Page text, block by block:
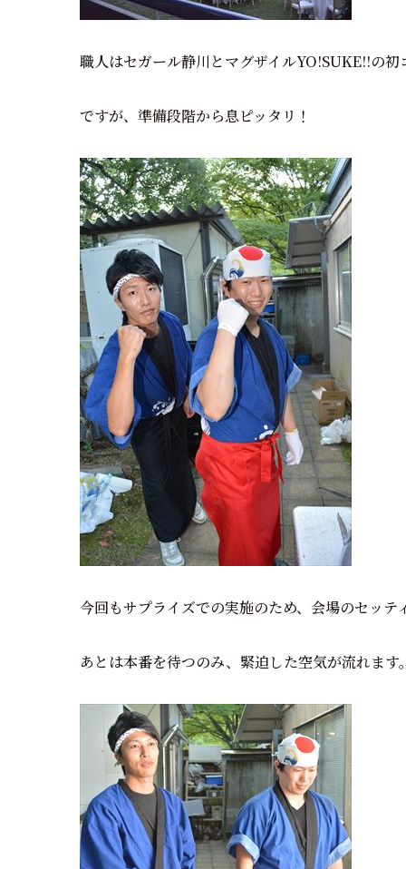
職人はセガール静川とマグザイルYO!SUKE!!の初
ですが、準備段階から息ピッタリ！
今回もサプライズでの実施のため、会場のセッテ
あとは本番を待つのみ、緊迫した空気が流れます。